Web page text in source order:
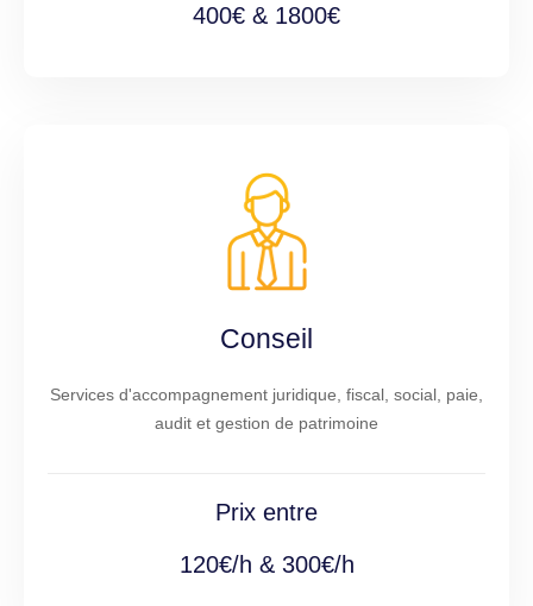
400€ & 1800€
Conseil
Services d'accompagnement juridique, fiscal, social, paie,
audit et gestion de patrimoine
Prix entre
120€/h & 300€/h